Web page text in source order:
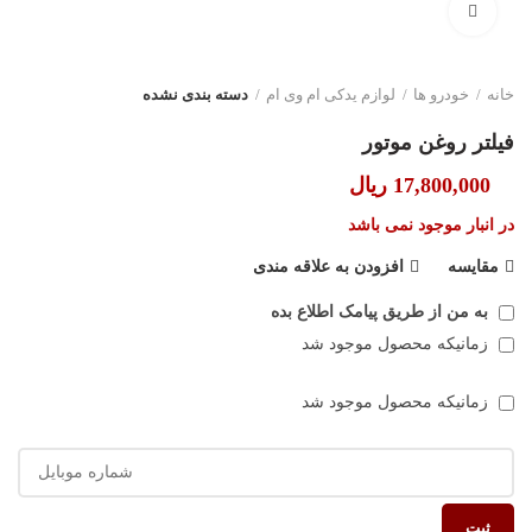
خانه خودرو ها لوازم یدکی ام وی ام دسته بندی نشده
فیلتر روغن موتور
17,800,000 ریال
در انبار موجود نمی باشد
مقایسه افزودن به علاقه مندی
به من از طریق پیامک اطلاع بده
زمانیکه محصول موجود شد
زمانیکه محصول موجود شد
ثبت